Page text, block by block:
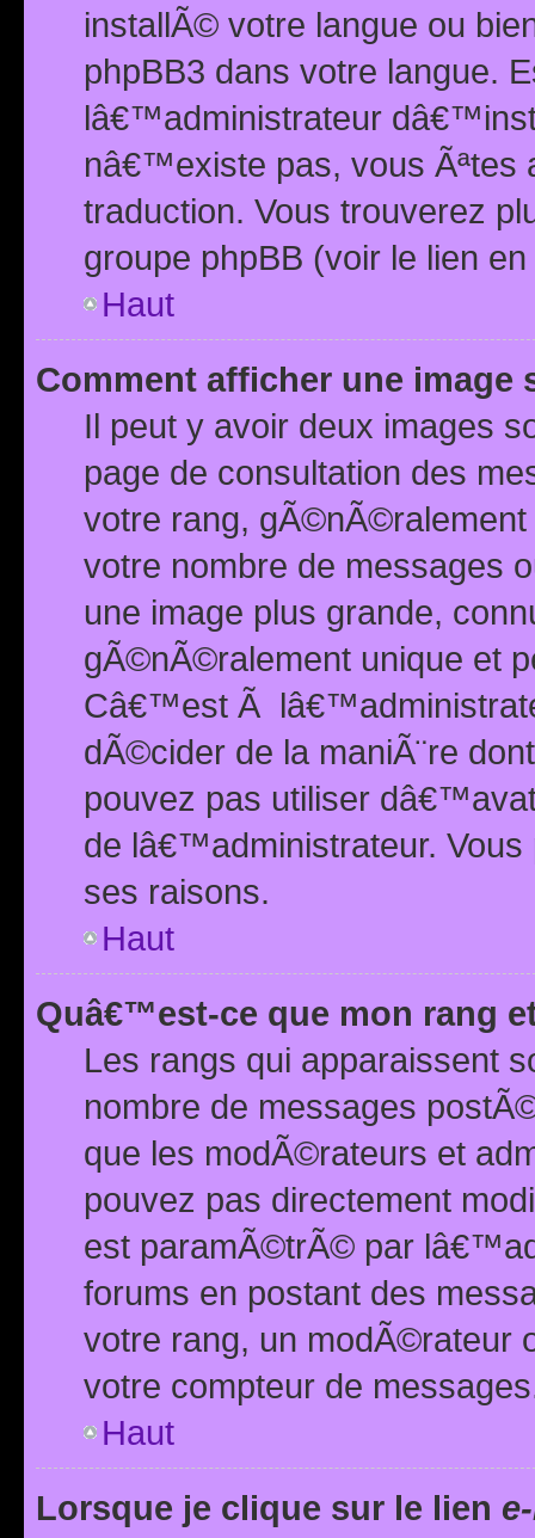
installÃ© votre langue ou
phpBB3 dans votre langue.
lâ€™administrateur
nâ€™existe pas, vous Ãªtes
traduction. Vous trouverez
groupe phpBB (voir le lien
Haut
Comment afficher une image
Il peut y avoir deux images
page de consultation des
votre rang,
votre nombre de messages
une image plus grande,
gÃ©nÃ©ralement unique et
Câ€™est Ã
dÃ©cider de la maniÃ¨re
pouvez pas utiliser
de lâ€™administrateur.
ses raisons.
Haut
Quâ€™est-ce que mon rang
Les rangs qui apparaissent
nombre de messages
que les modÃ©rateurs et
pouvez pas directement
est paramÃ©trÃ© par
forums en postant des
votre rang, un modÃ©rateur
votre compteur de
Haut
Lorsque je clique sur le lien